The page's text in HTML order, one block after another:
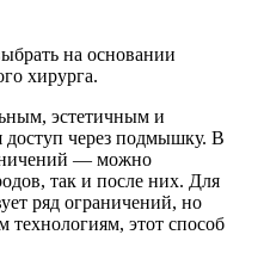
на основании
хирурга.
эстетичным и
доступ через подмышку. В
— можно
так и после них. Для
ряд ограничений, но
технологиям, этот способ